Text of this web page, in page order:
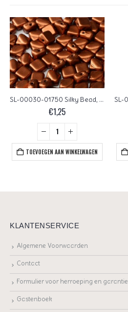
SL-00030-01750 Silky Bead, Crystal Silky Copper 30 Pc.
€1,25
TOEVOEGEN AAN WINKELWAGEN
KLANTENSERVICE
Algemene Voorwaarden
Contact
Formulier voor herroeping en garantie
Gastenboek